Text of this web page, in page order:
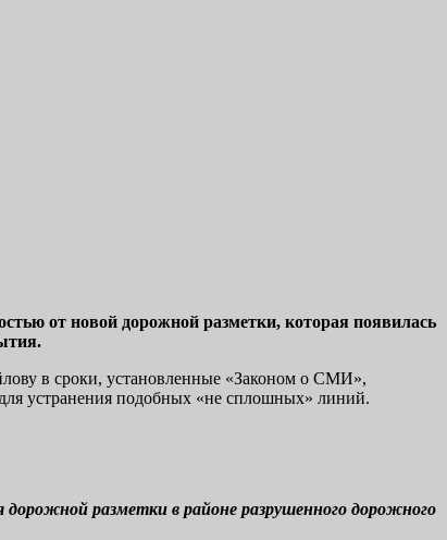
от новой дорожной разметки, которая появилась
в сроки, установленные «Законом о СМИ»,
устранения подобных «не сплошных» линий.
разметки в районе разрушенного дорожного